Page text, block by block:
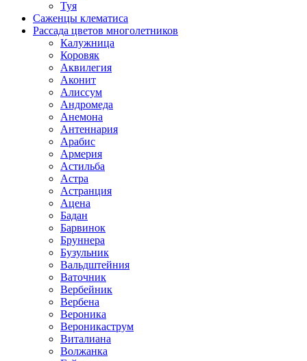
Туя
Саженцы клематиса
Рассада цветов многолетников
Калужница
Коровяк
Аквилегия
Аконит
Алиссум
Андромеда
Анемона
Антеннария
Арабис
Армерия
Астильба
Астра
Астранция
Ацена
Бадан
Барвинок
Бруннера
Бузульник
Вальдштейния
Ваточник
Вербейник
Вербена
Вероника
Вероникаструм
Виталиана
Волжанка